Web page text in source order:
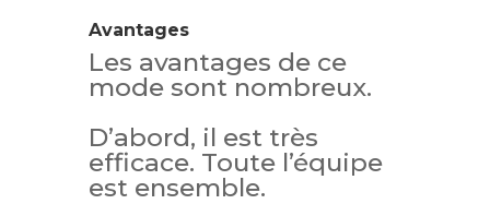
Avantages
Les avantages de ce
mode sont nombreux.
D’abord, il est très
efficace. Toute l’équipe
est ensemble.